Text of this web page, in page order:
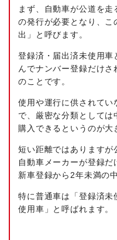
まず、自動車が公道を
の発行が必要となり、こ
出」と呼びます。
登録済・届出済未使用
んでナンバー登録だけさ
のことです。
使用や運行に供されて
で、厳密な分類としては
購入できるというのが大
短い距離ではありますが
自動車メーカーが登録
新車登録から2年未満の
特に普通車は「登録済
使用車」と呼ばれます。